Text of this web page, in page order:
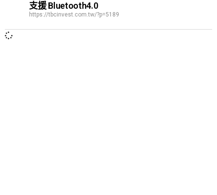
支援 Bluetooth4.0
https://tbcinvest.com.tw/?p=5189